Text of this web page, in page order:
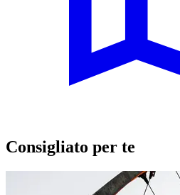
Consigliato per te